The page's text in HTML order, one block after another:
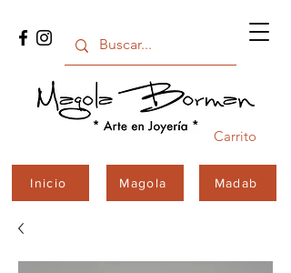
Carrito
Inicio Magola Madab